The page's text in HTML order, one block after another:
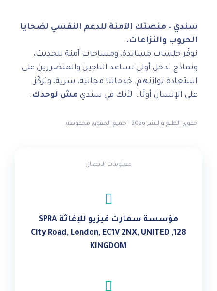
سندي – منصتك الآمنة للدعم النفسي لضحايا
الحروب والنزاعات.
نوفّر جلسات مساندة، ومساحات آمنة للحديث،
ونماذج تدخل أولي تساعد الناجين والمتضررين على
استعادة توازنهم. خدماتنا مجانية، سرية، وتركّز
على الإنسان أولًا… لأنك في سندي مش لوحدك .
حقوق الطبع والنشر 2026 - جميع الحقوق محفوظة.
معلومات الاتصال
مؤسسة سمارت فيزيو للإغاثة SPRA
128, City Road, London, EC1V 2NX, UNITED
KINGDOM